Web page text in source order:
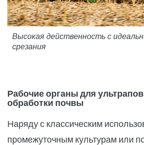
Высокая действенность с
срезания
Рабочие органы для
обработки почвы
Наряду с классическим
промежуточным культурам или